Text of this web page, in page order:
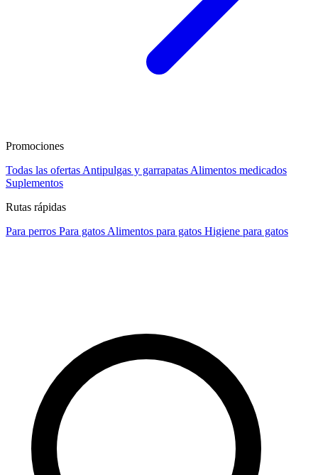
Promociones
Todas las ofertas Antipulgas y garrapatas Alimentos medicados
Suplementos
Rutas rápidas
Para perros Para gatos Alimentos para gatos Higiene para gatos